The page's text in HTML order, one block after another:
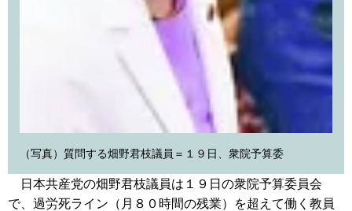
（写真）質問する畑野君枝議員＝１９日、衆院予算委
日本共産党の畑野君枝議員は１９日の衆院予算委員会
で、過労死ライン（月８０時間の残業）を超えて働く教員